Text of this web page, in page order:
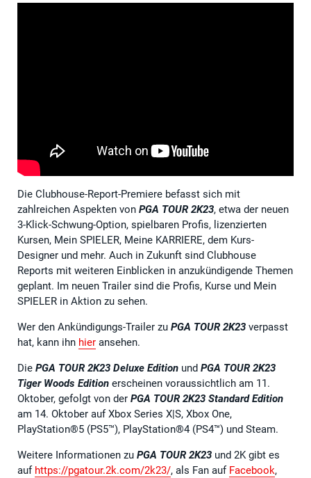
Die Clubhouse-Report-Premiere befasst sich mit
zahlreichen Aspekten von PGA TOUR 2K23, etwa der neuen
3-Klick-Schwung-Option, spielbaren Profis, lizenzierten
Kursen, Mein SPIELER, Meine KARRIERE, dem Kurs-
Designer und mehr. Auch in Zukunft sind Clubhouse
Reports mit weiteren Einblicken in anzukündigende Themen
geplant. Im neuen Trailer sind die Profis, Kurse und Mein
SPIELER in Aktion zu sehen.
Wer den Ankündigungs-Trailer zu PGA TOUR 2K23 verpasst
hat, kann ihn hier ansehen.
Die PGA TOUR 2K23 Deluxe Edition und PGA TOUR 2K23
Tiger Woods Edition erscheinen voraussichtlich am 11.
Oktober, gefolgt von der PGA TOUR 2K23 Standard Edition
am 14. Oktober auf Xbox Series X|S, Xbox One,
PlayStation®5 (PS5™), PlayStation®4 (PS4™) und Steam.
Weitere Informationen zu PGA TOUR 2K23 und 2K gibt es
auf https://pgatour.2k.com/2k23/, als Fan auf Facebook,